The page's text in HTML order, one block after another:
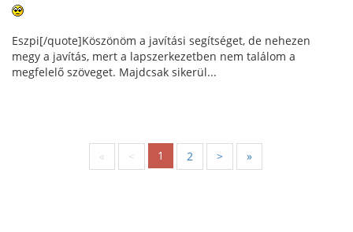
Eszpi[/quote]Köszönöm a javítási segítséget, de nehezen
megy a javítás, mert a lapszerkezetben nem találom a
megfelelő szöveget. Majdcsak sikerül...
« < 1 2 > »